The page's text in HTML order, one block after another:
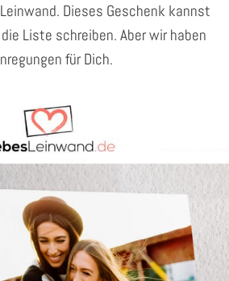
Dieses Geschenk kannst
Liste schreiben. Aber wir haben
für Dich.